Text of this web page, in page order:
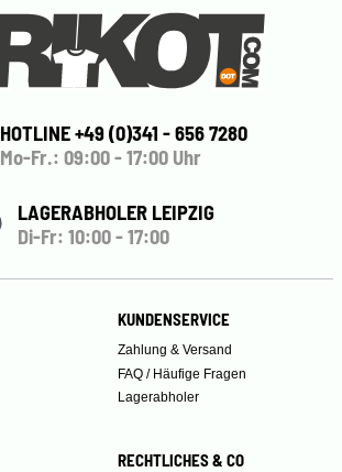
HOTLINE +49 (0)341 - 656 7280
Mo-Fr.: 09:00 - 17:00 Uhr
LAGERABHOLER LEIPZIG
Di-Fr: 10:00 - 17:00
KUNDENSERVICE
Zahlung & Versand
FAQ / Häufige Fragen
Lagerabholer
RECHTLICHES & CO